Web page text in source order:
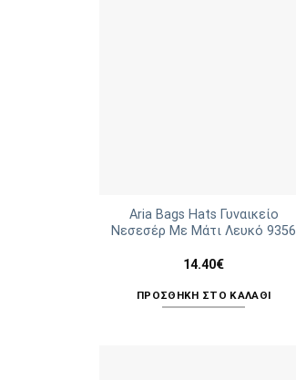
του
προϊόντος
Aria Bags Hats Γυναικείο
Νεσεσέρ Με Μάτι Λευκό 9356
14.40€
ΠΡΟΣΘΉΚΗ ΣΤΟ ΚΑΛΆΘΙ